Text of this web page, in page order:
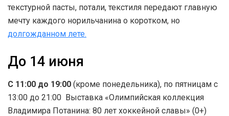
текстурной пасты, потали, текстиля передают главную
мечту каждого норильчанина о коротком, но
долгожданном лете.
До 14 июня
С 11:00 до 19:00 (кроме понедельника), по пятницам с
13:00 до 21:00 Выставка «Олимпийская коллекция
Владимира Потанина: 80 лет хоккейной славы» (0+)